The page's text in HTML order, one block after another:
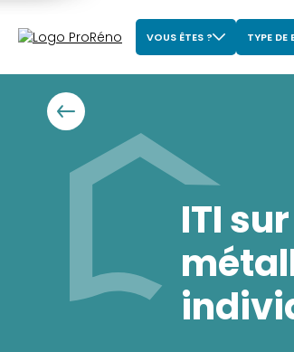
VOUS ÊTES ? TYPE DE
ITI